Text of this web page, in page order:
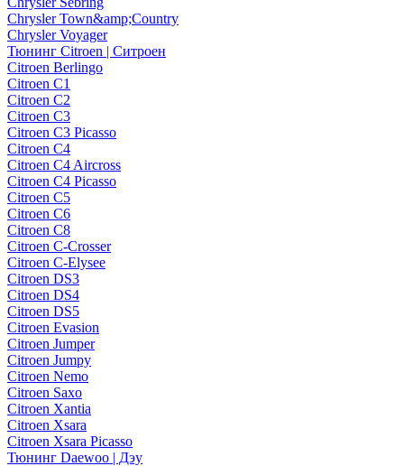
Chrysler Town&amp;Country
Chrysler Voyager
Тюнинг Citroen | Ситроен
Citroen Berlingo
Citroen C1
Citroen C2
Citroen C3
Citroen C3 Picasso
Citroen C4
Citroen C4 Aircross
Citroen C4 Picasso
Citroen C5
Citroen C6
Citroen C8
Citroen C-Crosser
Citroen C-Elysee
Citroen DS3
Citroen DS4
Citroen DS5
Citroen Evasion
Citroen Jumper
Citroen Jumpy
Citroen Nemo
Citroen Saxo
Citroen Xantia
Citroen Xsara
Citroen Xsara Picasso
Тюнинг Daewoo | Дэу